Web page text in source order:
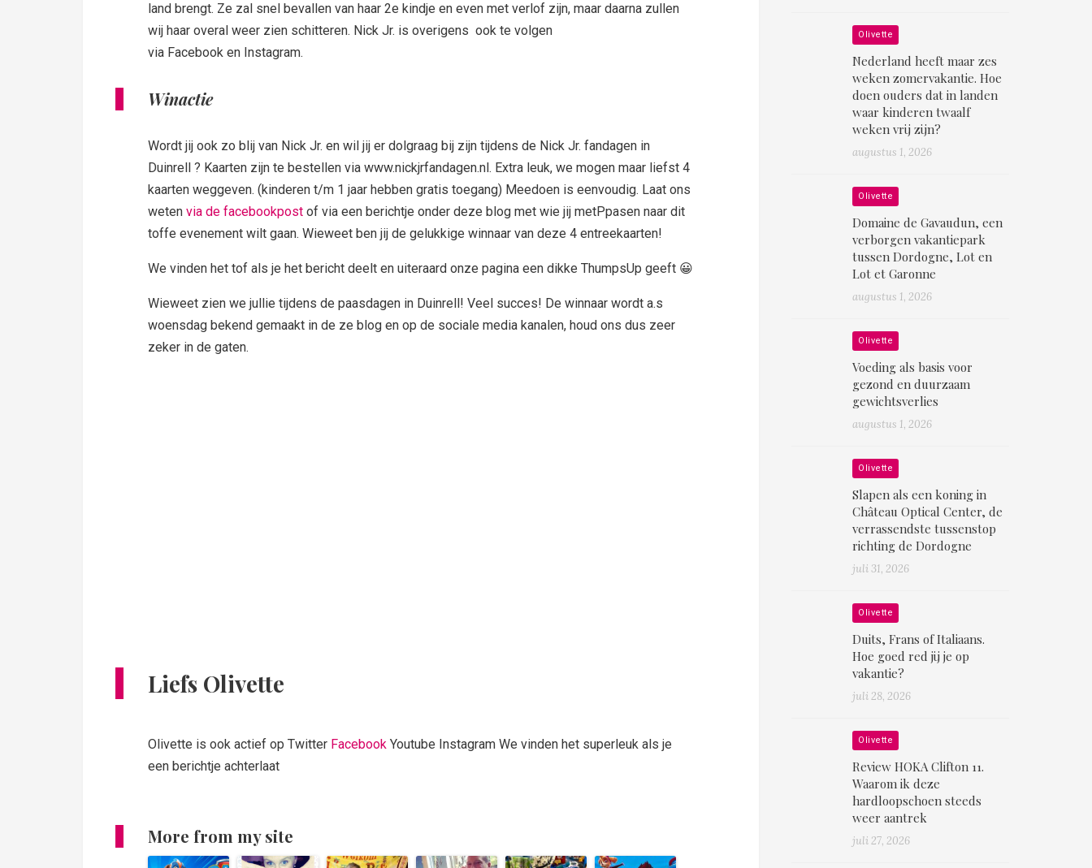
land brengt. Ze zal snel bevallen van haar 2e kindje en even met verlof zijn, maar daarna zullen
wij haar overal weer zien schitteren. Nick Jr. is overigens ook te volgen
via Facebook en Instagram.
Winactie
Wordt jij ook zo blij van Nick Jr. en wil jij er dolgraag bij zijn tijdens de Nick Jr. fandagen in
Duinrell ? Kaarten zijn te bestellen via www.nickjrfandagen.nl. Extra leuk, we mogen maar liefst 4
kaarten weggeven. (kinderen t/m 1 jaar hebben gratis toegang) Meedoen is eenvoudig. Laat ons
weten via de facebookpost of via een berichtje onder deze blog met wie jij metPpasen naar dit
toffe evenement wilt gaan. Wieweet ben jij de gelukkige winnaar van deze 4 entreekaarten!
We vinden het tof als je het bericht deelt en uiteraard onze pagina een dikke ThumpsUp geeft 😀
Wieweet zien we jullie tijdens de paasdagen in Duinrell! Veel succes! De winnaar wordt a.s
woensdag bekend gemaakt in de ze blog en op de sociale media kanalen, houd ons dus zeer
zeker in de gaten.
Liefs Olivette
Olivette is ook actief op Twitter Facebook Youtube Instagram We vinden het superleuk als je
een berichtje achterlaat
More from my site
Olivette
Nederland heeft maar zes
weken zomervakantie. Hoe
doen ouders dat in landen
waar kinderen twaalf
weken vrij zijn?
augustus 1, 2026
Olivette
Domaine de Gavaudun, een
verborgen vakantiepark
tussen Dordogne, Lot en
Lot et Garonne
augustus 1, 2026
Olivette
Voeding als basis voor
gezond en duurzaam
gewichtsverlies
augustus 1, 2026
Olivette
Slapen als een koning in
Château Optical Center, de
verrassendste tussenstop
richting de Dordogne
juli 31, 2026
Olivette
Duits, Frans of Italiaans.
Hoe goed red jij je op
vakantie?
juli 28, 2026
Olivette
Review HOKA Clifton 11.
Waarom ik deze
hardloopschoen steeds
weer aantrek
juli 27, 2026